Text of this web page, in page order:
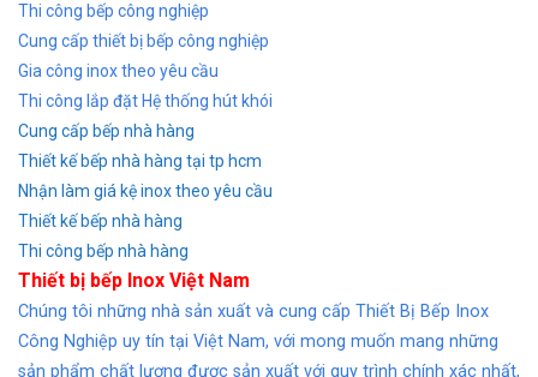
Thi công bếp công nghiệp
Cung cấp thiết bị bếp công nghiệp
Gia công inox theo yêu cầu
Thi công lắp đặt Hệ thống hút khói
Cung cấp bếp nhà hàng
Thiết kế bếp nhà hàng tại tp hcm
Nhận làm giá kệ inox theo yêu cầu
Thiết kế bếp nhà hàng
Thi công bếp nhà hàng
Thiết bị bếp Inox Việt Nam
Chúng tôi những nhà sản xuất và cung cấp Thiết Bị Bếp Inox
Công Nghiệp uy tín tại Việt Nam, với mong muốn mang những
sản phẩm chất lượng được sản xuất với quy trình chính xác nhất,